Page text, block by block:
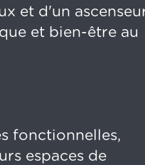
et d'un
et bien-être au
fonctionnelles,
espaces de